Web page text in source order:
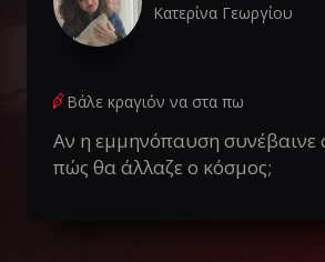
Κατερίνα Γεωργίου
Βάλε κραγιόν να στα πω
Αν η εμμηνόπαυση συνέβαινε
πώς θα άλλαζε ο κόσμος;